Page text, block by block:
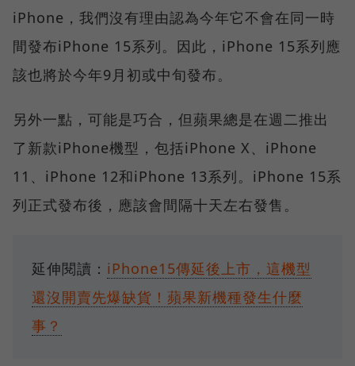
iPhone，我們沒有理由認為今年它不會在同一時
間發布iPhone 15系列。因此，iPhone 15系列應
該也將於今年9月初或中旬發布。
另外一點，可能是巧合，但蘋果總是在週二推出
了新款iPhone機型，包括iPhone X、iPhone
11、iPhone 12和iPhone 13系列。iPhone 15系
列正式發布後，應該會間隔十天左右發售。
延伸閱讀： iPhone15傳延後上市，這機型
還沒開賣先爆缺貨！蘋果新機種發生什麼
事？